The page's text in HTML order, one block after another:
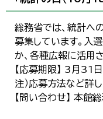
総務省では、統計へ
募集しています。入
か、各種広報に活用さ
【応募期限】 3月31日
注）応募方法など詳
【問い合わせ】 本館